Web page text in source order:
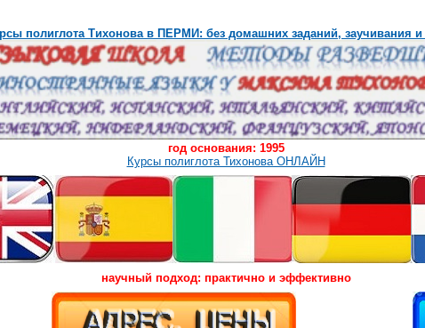
полиглота Тихонова в ПЕРМИ: без домашних заданий, заучивания и
год основания: 1995
Курсы полиглота Тихонова ОНЛАЙН
научный подход: практично и эффективно